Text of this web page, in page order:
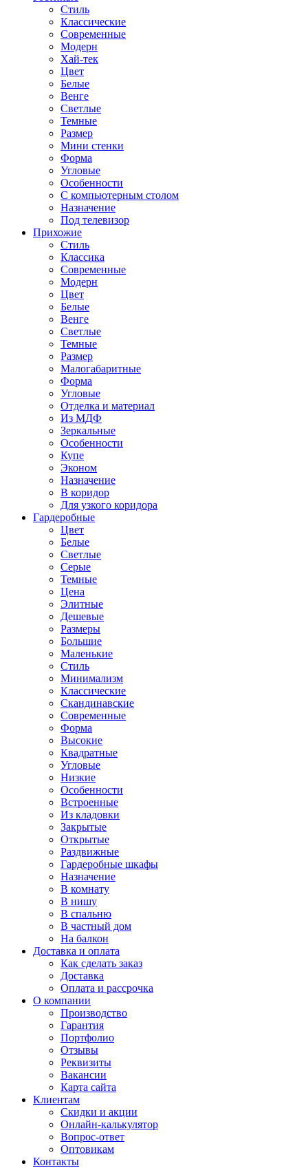
Стиль
Классические
Современные
Модерн
Хай-тек
Цвет
Белые
Венге
Светлые
Темные
Размер
Мини стенки
Форма
Угловые
Особенности
С компьютерным столом
Назначение
Под телевизор
Прихожие
Стиль
Классика
Современные
Модерн
Цвет
Белые
Венге
Светлые
Темные
Размер
Малогабаритные
Форма
Угловые
Отделка и материал
Из МДФ
Зеркальные
Особенности
Купе
Эконом
Назначение
В коридор
Для узкого коридора
Гардеробные
Цвет
Белые
Светлые
Серые
Темные
Цена
Элитные
Дешевые
Размеры
Большие
Маленькие
Стиль
Минимализм
Классические
Скандинавские
Современные
Форма
Высокие
Квадратные
Угловые
Низкие
Особенности
Встроенные
Из кладовки
Закрытые
Открытые
Раздвижные
Гардеробные шкафы
Назначение
В комнату
В нишу
В спальню
В частный дом
На балкон
Доставка и оплата
Как сделать заказ
Доставка
Оплата и рассрочка
О компании
Производство
Гарантия
Портфолио
Отзывы
Реквизиты
Вакансии
Карта сайта
Клиентам
Скидки и акции
Онлайн-калькулятор
Вопрос-ответ
Оптовикам
Контакты